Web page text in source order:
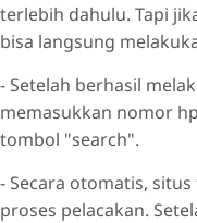
terlebih dahulu. Tapi
bisa langsung
- Setelah berhasil
memasukkan nomor
tombol "search".
- Secara otomatis,
proses pelacakan.